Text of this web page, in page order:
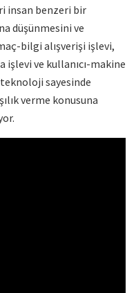
insan benzeri bir
düşünmesini ve
bilgi alışverişi işlevi,
işlevi ve kullanıcı-makine
sayesinde
verme konusuna